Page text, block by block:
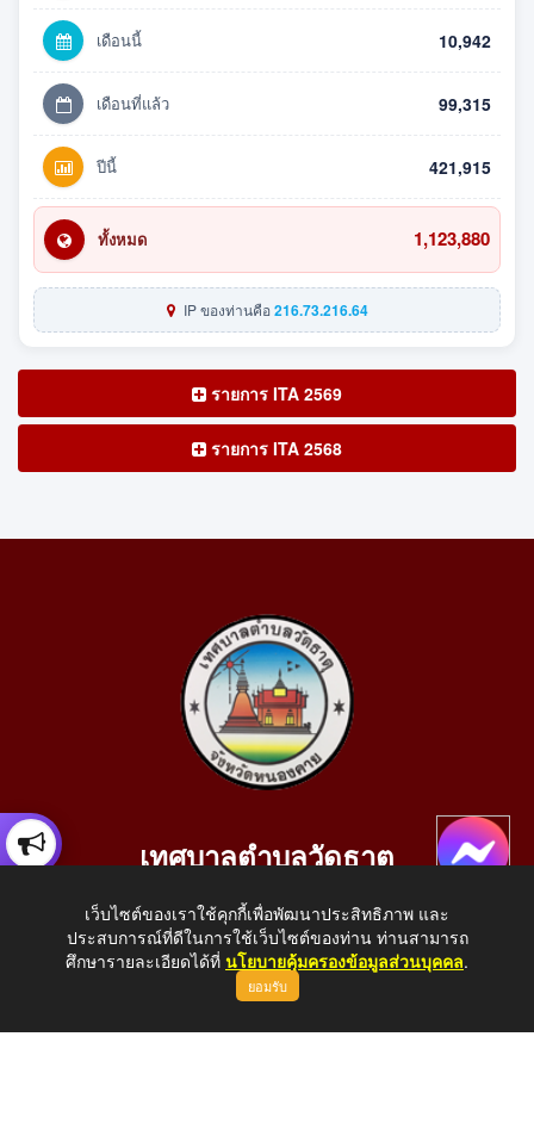
เดือนนี้ 10,942
เดือนที่แล้ว 99,315
ปีนี้ 421,915
ทั้งหมด 1,123,880
IP ของท่านคือ216.73.216.64
รายการ ITA 2569
รายการ ITA 2568
เทศบาลตำบลวัดธาตุ
อ.เมือง จ.หนองคาย 43000
โทรศัพท์: 042-414758 โทรสาร: 042-414759
E-Mail: saraban_05430110@dla.go.th
เว็บไซต์ของเราใช้คุกกี้เพื่อพัฒนาประสิทธิภาพ และ
ประสบการณ์ที่ดีในการใช้เว็บไซต์ของท่าน ท่านสามารถ
ศึกษารายละเอียดได้ที่ นโยบายคุ้มครองข้อมูลส่วนบุคคล.
ยอมรับ